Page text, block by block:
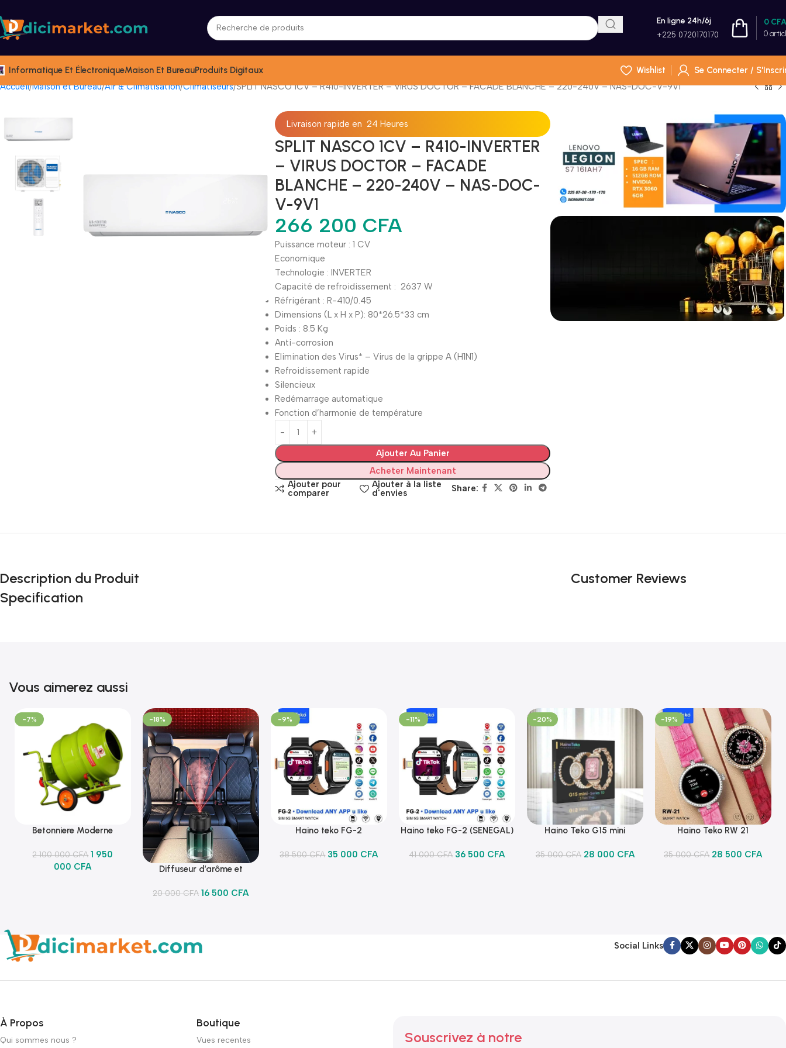
En ligne 24h/6j
+225 0720170170 0
0 CFA
Informatique Et ÉlectroniqueMaison Et BureauProduits Digitaux Wishlist
Se Connecter /
Accueil Maison et Bureau Air & Climatisation Climatiseurs SPLIT NASCO 1CV – R410-INVERTER – VIRUS DOCTOR – FACADE BLANCHE – 220-240V – NAS-DOC-V-9V1
Livraison rapide en 24 Heures
SPLIT NASCO 1CV – R410-INVERTER
– VIRUS DOCTOR – FACADE
BLANCHE – 220-240V – NAS-DOC-
V-9V1
266 200 CFA
Puissance moteur : 1 CV
Economique
Technologie : INVERTER
Capacité de refroidissement : 2637 W
Réfrigérant : R-410/0.45
Dimensions (L x H x P): 80*26.5*33 cm
Poids : 8.5 Kg
Anti-corrosion
Elimination des Virus* – Virus de la grippe A (H1N1)
Refroidissement rapide
Silencieux
Redémarrage automatique
Fonction d’harmonie de température
Ajouter Au Panier
Acheter Maintenant
Ajouter pour
comparer
Ajouter à la liste
d'envies
Share:
Description du Produit
Specification
Customer Reviews
Vous aimerez aussi
-7%
Ajouter Au Panier
Betonniere Moderne
2 100 000CFA 1 950
000 CFA
-18%
Ajouter Au Panier
Diffuseur d’arôme et
20 000CFA 16 500 CFA
-9%
Ajouter Au Panier
Haino teko FG-2
38 500CFA 35 000 CFA
-11%
Ajouter Au Panier
Haino teko FG-2 (SENEGAL)
41 000CFA 36 500 CFA
-20%
Ajouter Au Panier
Haino Teko G15 mini
35 000CFA 28 000 CFA
-19%
Ajouter Au Panier
Haino Teko RW 21
35 000CFA 28 500 CFA
Social Links
À Propos
Qui sommes nous ?
Boutique
Vues recentes Souscrivez à notre